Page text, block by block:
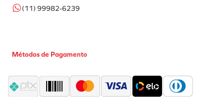
(11) 99982-6239
Métodos de Pagamento